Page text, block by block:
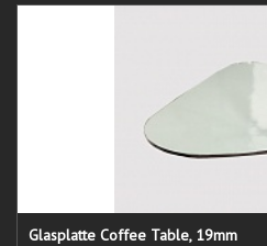
Glasplatte Coffee Table, 19mm